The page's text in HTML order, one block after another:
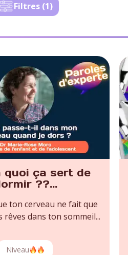
Filtres (1)
quoi ça sert de
??...
ton cerveau ne fait que
dans ton sommeil...
Niveau